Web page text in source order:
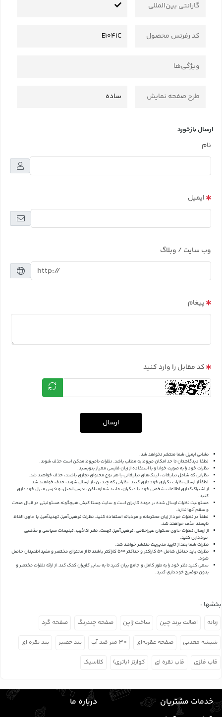
گارانتی بین‌المللی
کد رفرنس محصول E1041C
ویژگی‌ها
طرح صفحه نمایش ساده
ارسال بازخورد
نام
ایمیل
وب سایت / وبلاگ
پیغام
کد مقابل را وارد کنید
ارسال
نشانی ایمیل شما منتشر نخواهد شد.
لطفا دیدگاهتان تا حد امکان مربوط به مطلب باشد. نظرات نامربوط ممکن است حذف شوند.
نظرات خود را به صورت خوانا و با استفاده از زبان فارسی معیار بنویسید.
نظراتی که شامل تبلیغات، لینک‌های تبلیغاتی یا هر نوع محتوای تجاری باشند، حذف خواهند شد.
لطفاً از ارسال نظرات تکراری خودداری کنید. نظراتی که چندین بار ارسال شوند، حذف خواهند شد.
از اشتراک‌گذاری اطلاعات شخصی خود یا دیگران، مانند شماره تلفن، آدرس ایمیل، و آدرس منزل خودداری
کنید.
مسئولیت نظرات ارسال شده بر عهده کاربران است و سایت وستا کیش هیچگونه مسئولیتی در قبال صحت
و سقم آنها ندارد.
لطفاً در نظرات خود از زبان محترمانه و مودبانه استفاده کنید. نظرات توهین‌آمیز، تهدیدآمیز، یا حاوی الفاظ
ناپسند حذف خواهند شد.
از ارسال نظرات حاوی محتوای غیراخلاقی، توهین‌آمیز، تهمت، نشر اکاذیب، تبلیغات سیاسی و مذهبی
خودداری کنید.
نظرات شما بعد از تایید مدیریت منتشر خواهد شد.
نظرات باید حداقل شامل 50 کاراکتر و حداکثر 500 کاراکتر باشند تا از محتوای مختصر و مفید اطمینان حاصل
شود.
سعی کنید نظر خود را به طور کامل و جامع بیان کنید تا به سایر کاربران کمک کند.از ارائه نظرات مختصر و
بدون توضیح خودداری کنید.
بخشها :
زنانه اصالت برند چین ساخت ژاپن صفحه چندرنگ صفحه گرد
شیشه معدنی صفحه عقربه‌ای ۳۰ متر ضد آب بند حصیر بند نقره ای
قاب فلزی قاب نقره ای کوارتز (باتری) کلاسیک
خدمات مشتریان
درباره ما